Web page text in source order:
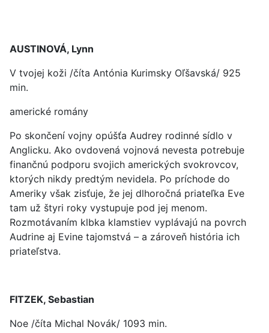
AUSTINOVÁ, Lynn
V tvojej koži /číta Antónia Kurimsky Oľšavská/ 925
min.
americké romány
Po skončení vojny opúšťa Audrey rodinné sídlo v
Anglicku. Ako ovdovená vojnová nevesta potrebuje
finančnú podporu svojich amerických svokrovcov,
ktorých nikdy predtým nevidela. Po príchode do
Ameriky však zisťuje, že jej dlhoročná priateľka Eve
tam už štyri roky vystupuje pod jej menom.
Rozmotávaním klbka klamstiev vyplávajú na povrch
Audrine aj Evine tajomstvá – a zároveň história ich
priateľstva.
FITZEK, Sebastian
Noe /číta Michal Novák/ 1093 min.